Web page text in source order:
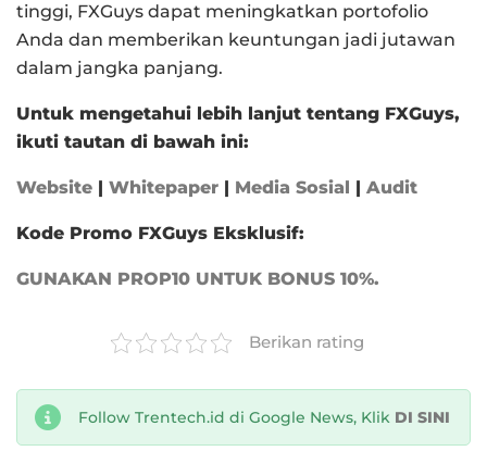
tinggi, FXGuys dapat meningkatkan portofolio
Anda dan memberikan keuntungan jadi jutawan
dalam jangka panjang.
Untuk mengetahui lebih lanjut tentang FXGuys,
ikuti tautan di bawah ini:
Website | Whitepaper | Media Sosial | Audit
Kode Promo FXGuys Eksklusif:
GUNAKAN PROP10 UNTUK BONUS 10%.
Berikan rating
Follow Trentech.id di Google News, Klik DI SINI